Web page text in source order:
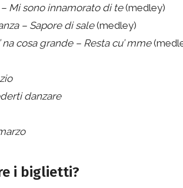
Mi sono innamorato di te(medley)
– Sapore di sale(medley)
na cosa grande – Resta cu’ mme
danzare
i biglietti?